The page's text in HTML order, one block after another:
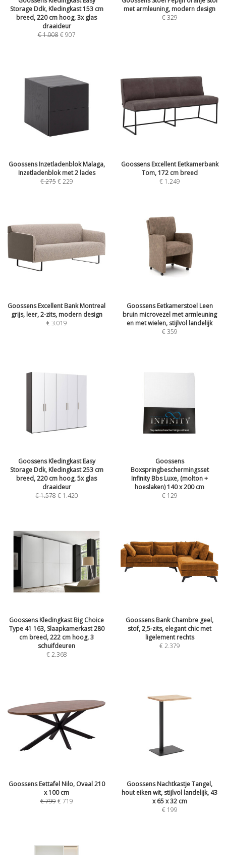
Storage Ddk, Kledingkast 153 cm
breed, 220 cm hoog, 3x glas
draaideur
€1.008 €907
met armleuning, modern design
€329
Goossens Inzetladenblok Malaga,
Inzetladenblok met 2 lades
€275 €229
Goossens Excellent Eetkamerbank
Tom, 172 cm breed
€ 1.249
Goossens Excellent Bank Montreal
grijs, leer, 2-zits, modern design
€3.019
Goossens Eetkamerstoel Leen
bruin microvezel met armleuning
en met wielen, stijlvol landelijk
€359
Goossens Kledingkast Easy
Storage Ddk, Kledingkast 253 cm
breed, 220 cm hoog, 5x glas
draaideur
€1.578 € 1.420
Goossens
Boxspringbeschermingsset
Infinity Bbs Luxe, (molton +
hoeslaken) 140 x 200 cm
€ 129
Goossens Kledingkast Big Choice
Type 41 163, Slaapkamerkast 280
cm breed, 222 cm hoog, 3
schuifdeuren
€2.368
Goossens Bank Chambre geel,
stof, 2,5-zits, elegant chic met
ligelement rechts
€2.379
Goossens Eettafel Nilo, Ovaal 210
x 100 cm
€799 €719
Goossens Nachtkastje Tangel,
hout eiken wit, stijlvol landelijk, 43
x 65 x 32 cm
€ 199